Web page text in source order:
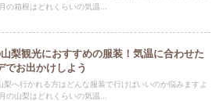
1月の箱根はどれくらいの気温...
梨観光におすすめの服装！気温に合わせた
でお出かけしよう
梨へ行かれる方はどんな服装で行けばいいのか悩みますよ
1月の山梨はどれくらいの気温...